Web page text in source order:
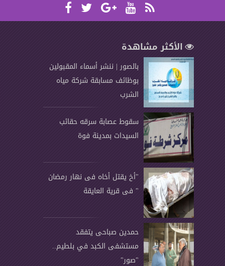
الأكثر مشاهدة
بالصور | ننشر أسماء المقبولين
بوظائف مسابقة شركة مياه
الشرب
سقوط عصابة سرقه حقائب
السيدات بمدينة فوة
"أخ يقتل أخاه فى نهار رمضان
" فى قرية العايقة
حمدين صباحى يتفقد
مستشفى الكبد في بلطيم..
"صور"